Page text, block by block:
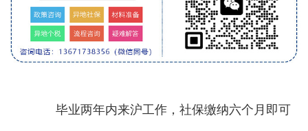
毕业两年内来沪工作，社保缴纳六个月即可